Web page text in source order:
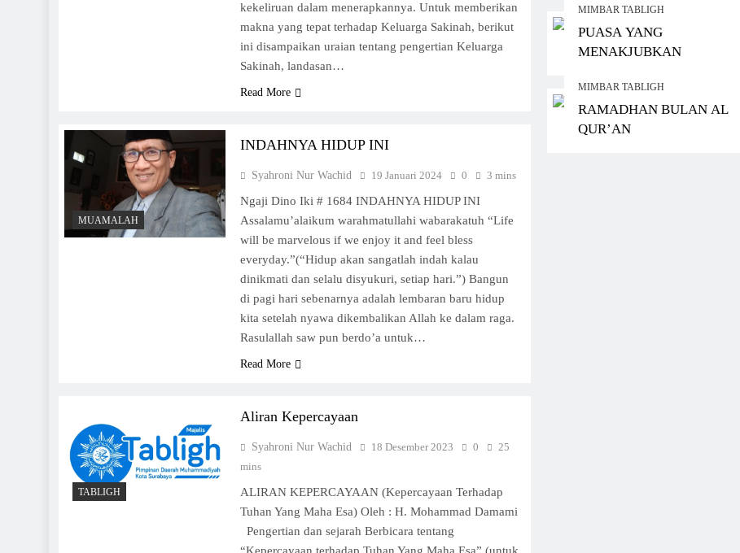
MIMBAR TABLIGH
PUASA YANG
MENAKJUBKAN
MIMBAR TABLIGH
RAMADHAN BULAN AL
QUR’AN
kekeliruan dalam menerapkannya. Untuk memberikan
makna yang tepat terhadap Keluarga Sakinah, berikut
ini disampaikan uraian tentang pengertian Keluarga
Sakinah, landasan…
Read More
MUAMALAH
INDAHNYA HIDUP INI
Syahroni Nur Wachid 19 Januari 2024 0 3 mins
Ngaji Dino Iki # 1684 INDAHNYA HIDUP INI
Assalamu’alaikum warahmatullahi wabarakatuh “Life
will be marvelous if we enjoy it and feel bless
everyday.”(“Hidup akan sangatlah indah kalau
dinikmati dan selalu disyukuri, setiap hari.”) Bangun
di pagi hari sebenarnya adalah lembaran baru hidup
kita setelah nyawa dikembalikan Allah ke dalam raga.
Rasulallah saw pun berdo’a untuk…
Read More
TABLIGH
Aliran Kepercayaan
Syahroni Nur Wachid 18 Desember 2023 0
25
mins
ALIRAN KEPERCAYAAN (Kepercayaan Terhadap
Tuhan Yang Maha Esa) Oleh : H. Mohammad Damami
Pengertian dan sejarah Berbicara tentang